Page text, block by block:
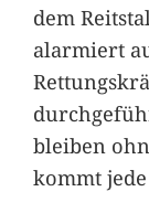
dem
alarmiert
bleiben
kommt